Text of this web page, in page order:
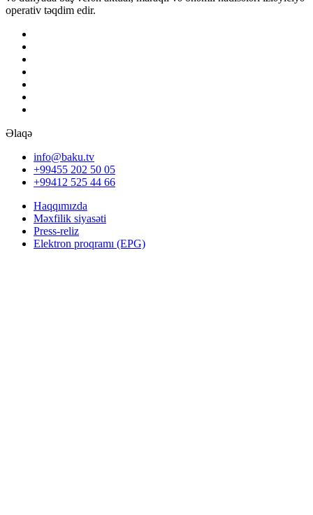
operativ təqdim edir.
Əlaqə
info@baku.tv
+99455 202 50 05
+99412 525 44 66
Haqqımızda
Məxfilik siyasəti
Press-reliz
Elektron proqramı (EPG)